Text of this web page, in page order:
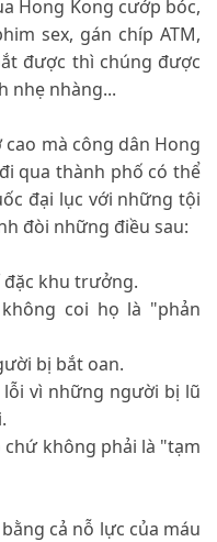
Hong Kong cướp bóc,
sex, gán chíp ATM,
được thì chúng được
nhẹ nhàng...
mà công dân Hong
qua thành phố có thể
đại lục với những tội
đòi những điều sau:
đặc khu trưởng.
coi họ là "phản
bị bắt oan.
lỗi vì những người bị lũ
không phải là "tạm
cả nỗ lực của máu